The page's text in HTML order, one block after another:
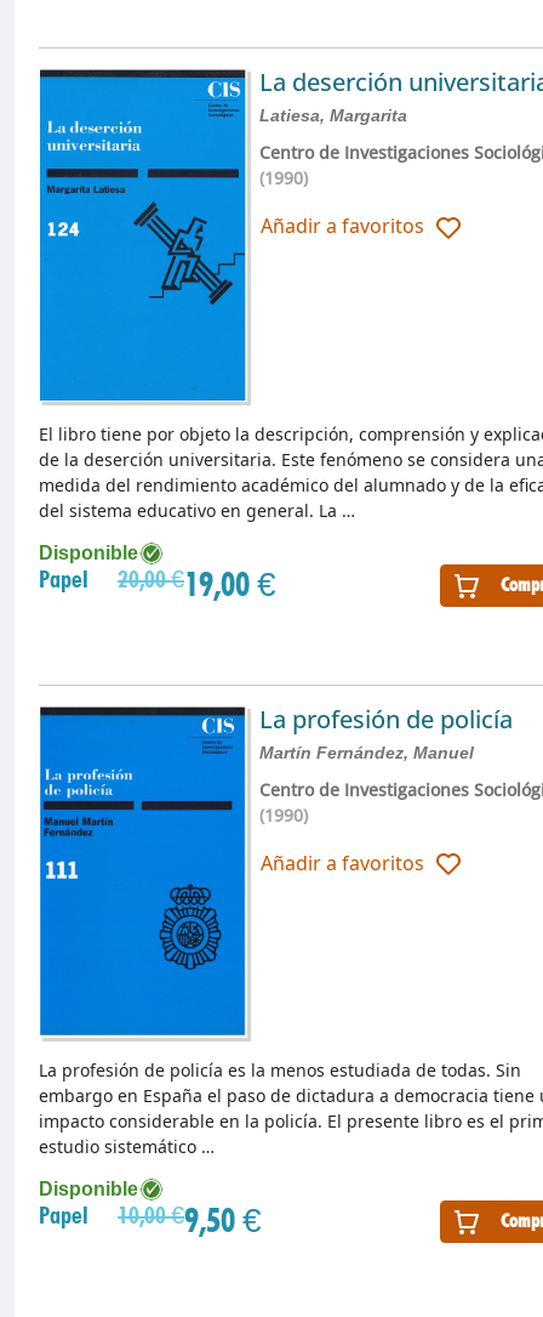
La deserción
Latiesa, Margarita
Centro de Investigaciones
(1990)
Añadir a favoritos
Disponible
Papel 20,00 €19,00 €
El libro tiene por objeto la descripción, comprensión y
de la deserción universitaria. Este fenómeno se considera
medida del rendimiento académico del alumnado y de la
del sistema educativo en general. La …
La profesión de policía
Martín Fernández, Manuel
Centro de Investigaciones
(1990)
Añadir a favoritos
Disponible
Papel 10,00 €9,50 €
La profesión de policía es la menos estudiada de todas. Sin
embargo en España el paso de dictadura a democracia tiene
impacto considerable en la policía. El presente libro es el
estudio sistemático …